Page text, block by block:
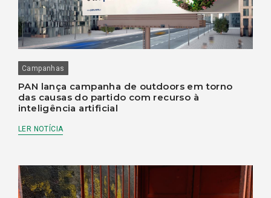
Campanhas
PAN lança campanha de outdoors em torno
das causas do partido com recurso à
inteligência artificial
LER NOTÍCIA